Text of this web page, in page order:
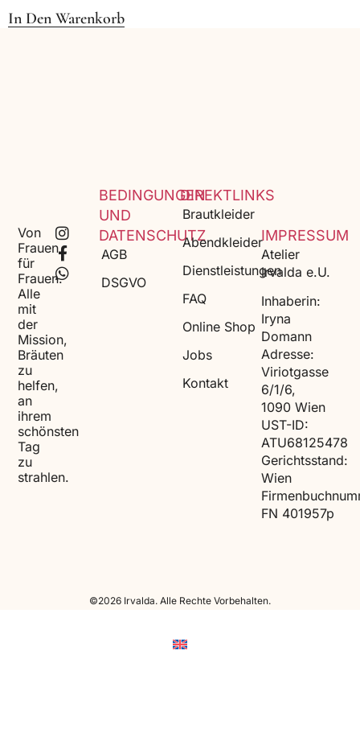
In Den Warenkorb
DIREKTLINKS
Brautkleider
Abendkleider
Dienstleistungen
FAQ
Online Shop
Jobs
Kontakt
BEDINGUNGEN
UND
DATENSCHUTZ
AGB
DSGVO
IMPRESSUM
Atelier
Irvalda e.U.
Inhaberin:
Iryna
Domann
Adresse:
Viriotgasse
6/1/6,
1090 Wien
UST-ID:
ATU68125478
Gerichtsstand:
Wien
FN 401957p
Von
Frauen
für
Frauen.
Alle
mit
der
Mission,
Bräuten
zu
helfen,
an
ihrem
schönsten
Tag
zu
strahlen.
©2026 Irvalda. Alle Rechte Vorbehalten.